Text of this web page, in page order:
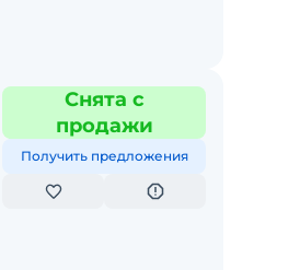
Снята с
продажи
Получить предложения